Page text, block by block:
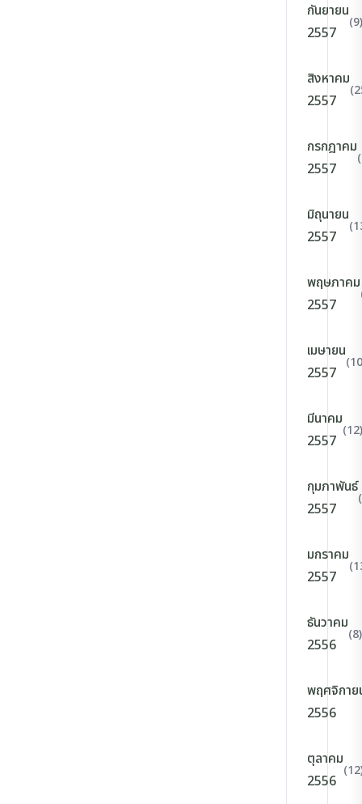
กันยายน
2557
(9)
สิงหาคม
2557
กรกฎาคม
2557
มิถุนายน
2557
พฤษภาคม
2557
เมษายน
2557
มีนาคม
2557
(12)
กุมภาพันธ์
2557
มกราคม
2557
ธันวาคม
2556
(8)
พฤศจิกาย
2556
ตุลาคม
2556